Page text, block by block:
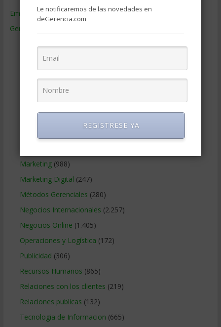
Empresas de Gerencia(38)
Gerencia
Contabilidad(466)
Educacion Gerencial(454)
Estrategia Empresarial
Finanzas Corporativas(748)
Marketing(988)
Marketing Digital (247)
Métodos Gerenciales (280)
Negocios Internacionales (2.257)
Negocios Online (1.405)
Operaciones y Logística (172)
Publicidad (306)
Recursos Humanos (865)
Relaciones con los clientes (219)
Relaciones publicas (132)
Tecnologia de Informacion (665)
Le notificaremos de las novedades en
deGerencia.com
REGISTRESE YA